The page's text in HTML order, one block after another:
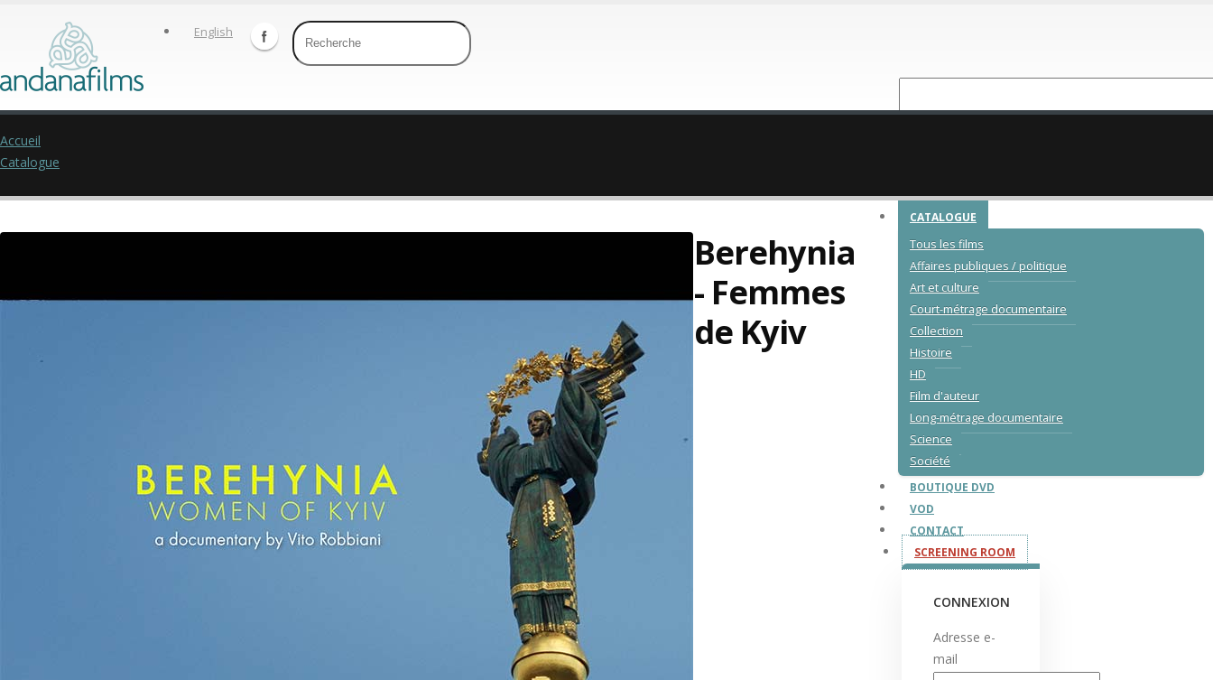
English
NOUVEAUTÉ
CATALOGUE
Tous les films
Affaires publiques / politique
Art et culture
Court-métrage documentaire
Collection
Histoire
HD
Film d'auteur
Long-métrage documentaire
Science
Société
BOUTIQUE DVD
VOD
CONTACT
SCREENING ROOM
CONNEXION
Adresse e-
mail
Accueil
Catalogue
Berehynia
- Femmes
de Kyiv